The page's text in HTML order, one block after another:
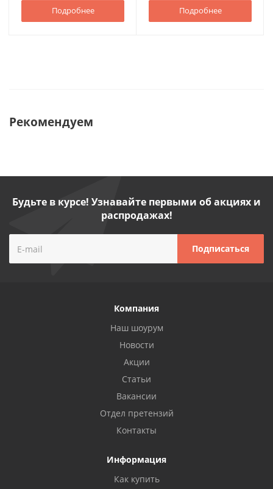
Подробнее Подробнее
Рекомендуем
Будьте в курсе! Узнавайте первыми об акциях и
распродажах!
Компания
Наш шоурум
Новости
Акции
Статьи
Вакансии
Отдел претензий
Контакты
Информация
Как купить